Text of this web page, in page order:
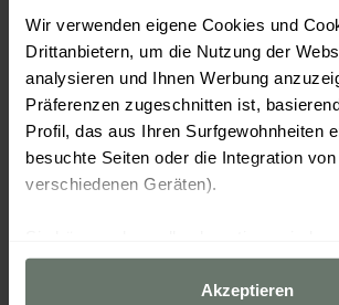
Wir verwenden eigene Cookies und
Drittanbietern, um die Nutzung der
analysieren und Ihnen Werbung
Präferenzen zugeschnitten ist,
Profil, das aus Ihren Surfgewohnheiten
besuchte Seiten oder die Integration
verschiedenen Geräten).
Option „Akzeptieren“ klicken, alle außer
erforderlichen ablehnen, indem Sie auf
Akzeptieren